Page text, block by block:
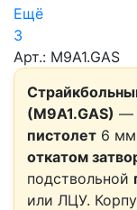
Ещё
3
Арт.: M9A1.GAS
(M9A1.GAS) —
пистолет 6 мм
откатом
подствольной
или ЛЦУ.